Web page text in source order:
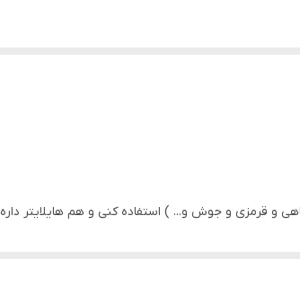
و قرمزی و جوش و... ) استفاده کنی و هم هایلایتر داره